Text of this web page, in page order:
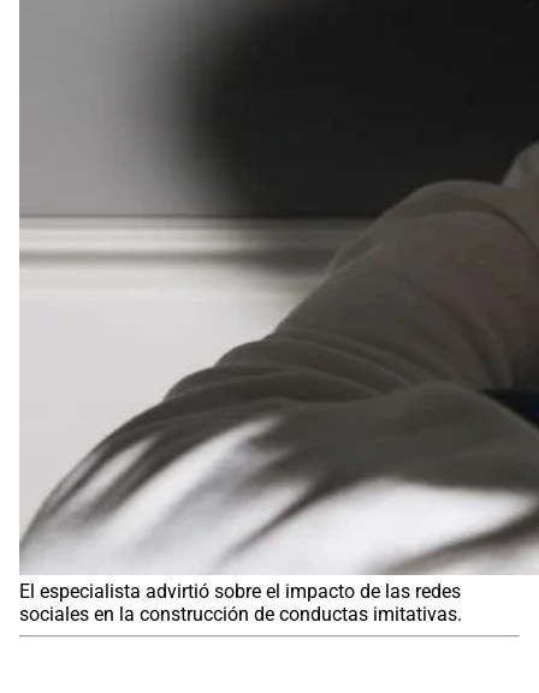
El especialista advirtió sobre el impacto de las redes
sociales en la construcción de conductas imitativas.